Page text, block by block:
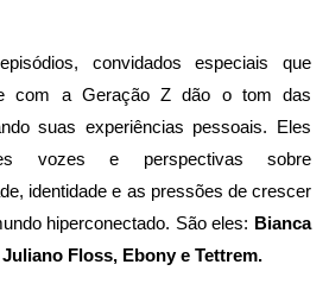
convidados especiais que
com a Geração Z dão o tom das
suas experiências pessoais. Eles
vozes e perspectivas sobre
identidade e as pressões de crescer
hiperconectado. São eles: Bianca
Floss, Ebony e Tettrem.